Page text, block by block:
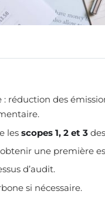
réduction des
les scopes 1, 2 et 3 des
une première
d’audit.
si nécessaire.